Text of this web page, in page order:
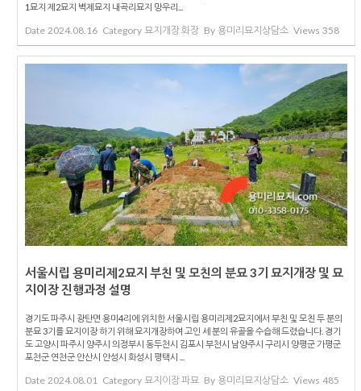
1묘지 제2묘지 벽제묘지 내곡리묘지 망우리...
Date 2024.08.16 Category 묘지개장 화장 By 용미리묘지상담소 Views 358
서울시립 용미리제2묘지 부친 및 모친의 분묘 3기 묘지개장 및 묘
지이장 진행과정 설명
경기도 파주시 광탄면 용미4리에 위치한 서울시립 용미리제2묘지에서 부친 및 모친 두 분의
분묘 3기를 묘지이장 하기 위해 묘지개장하여 고인 세 분의 유골을 수습해 드렸습니다. 경기
도 고양시 파주시 양주시 의정부시 동두천시 김포시 부천시 남양주시 구리시 양평군 가평군
포천군 연천군 안산시 안성시 화성시 평택시 ...
Date 2024.08.01 Category 묘지이장 파묘 By 용미리묘지상담소 Views 485